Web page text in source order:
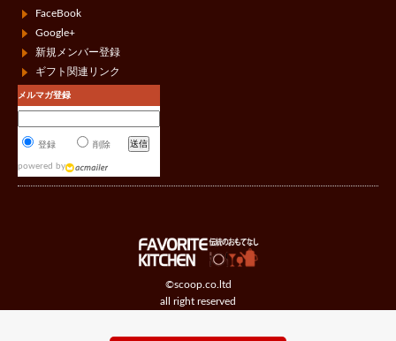
©scoop.co.ltd
all right reserved
FaceBook
Google+
新規メンバー登録
ギフト関連リンク
メルマガ登録
登録 削除
powered by